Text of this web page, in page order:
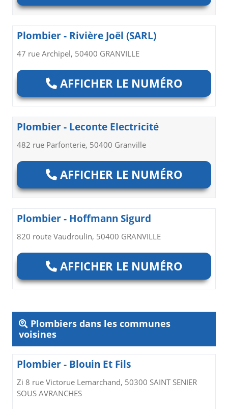
Plombier - Rivière Joël (SARL)
47 rue Archipel, 50400 GRANVILLE
AFFICHER LE NUMÉRO
Plombier - Leconte Electricité
482 rue Parfonterie, 50400 Granville
AFFICHER LE NUMÉRO
Plombier - Hoffmann Sigurd
820 route Vaudroulin, 50400 GRANVILLE
AFFICHER LE NUMÉRO
Plombiers dans les communes
voisines
Plombier - Blouin Et Fils
Zi 8 rue Victorue Lemarchand, 50300 SAINT SENIER
SOUS AVRANCHES